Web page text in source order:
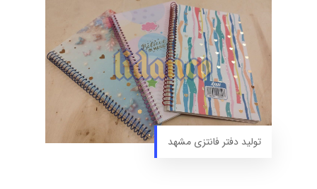
تولید دفتر فانتزی مشهد